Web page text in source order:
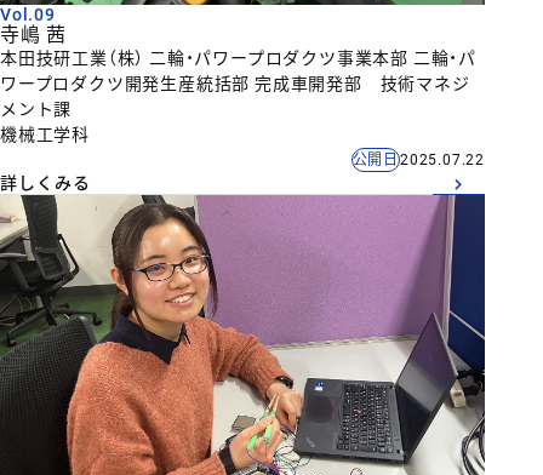
Vol.09
寺嶋 茜
本田技研工業（株） 二輪・パワープロダクツ事業本部 二輪・パ
ワープロダクツ開発生産統括部 完成車開発部 技術マネジ
メント課
機械工学科
公開日2025.07.22
詳しくみる